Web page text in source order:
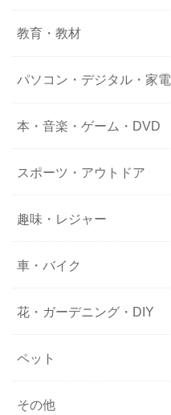
教育・教材
パソコン・デジタル・家電
本・音楽・ゲーム・DVD
スポーツ・アウトドア
趣味・レジャー
車・バイク
花・ガーデニング・DIY
ペット
その他